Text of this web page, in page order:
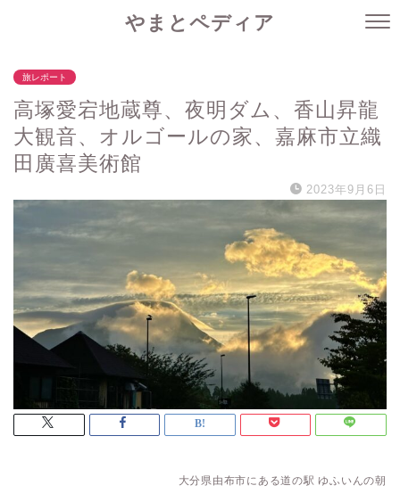
やまとペディア
旅レポート
高塚愛宕地蔵尊、夜明ダム、香山昇龍
大観音、オルゴールの家、嘉麻市立織
田廣喜美術館
2023年9月6日
大分県由布市にある道の駅 ゆふいんの朝